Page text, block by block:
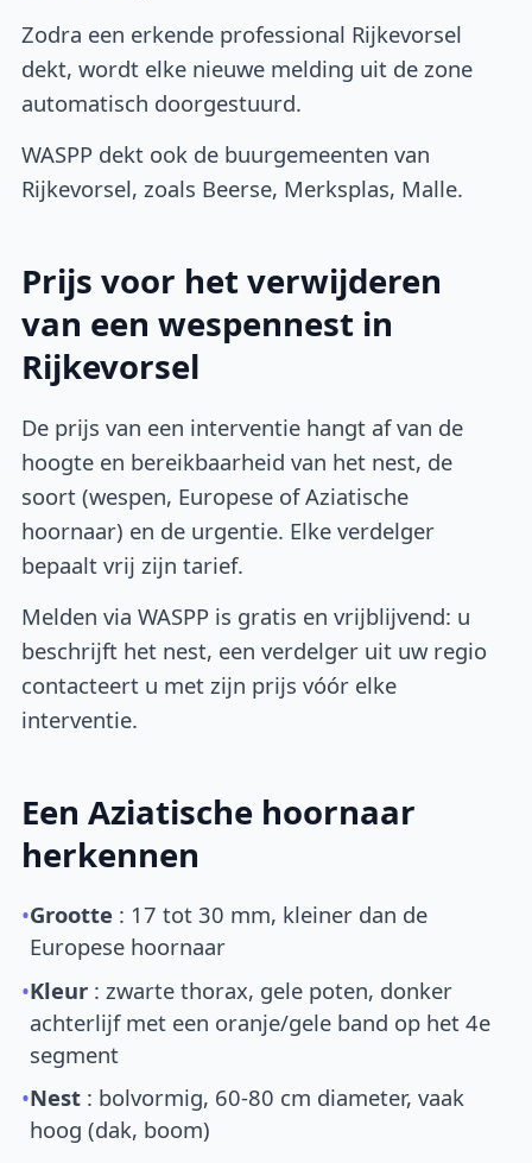
Zodra een erkende professional Rijkevorsel
dekt, wordt elke nieuwe melding uit de zone
automatisch doorgestuurd.
WASPP dekt ook de buurgemeenten van
Rijkevorsel, zoals Beerse, Merksplas, Malle.
Prijs voor het verwijderen
van een wespennest in
Rijkevorsel
De prijs van een interventie hangt af van de
hoogte en bereikbaarheid van het nest, de
soort (wespen, Europese of Aziatische
hoornaar) en de urgentie. Elke verdelger
bepaalt vrij zijn tarief.
Melden via WASPP is gratis en vrijblijvend: u
beschrijft het nest, een verdelger uit uw regio
contacteert u met zijn prijs vóór elke
interventie.
Een Aziatische hoornaar
herkennen
•Grootte : 17 tot 30 mm, kleiner dan de
Europese hoornaar
•Kleur : zwarte thorax, gele poten, donker
achterlijf met een oranje/gele band op het 4e
segment
•Nest : bolvormig, 60-80 cm diameter, vaak
hoog (dak, boom)